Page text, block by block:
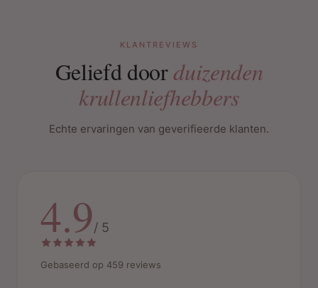
KLANTREVIEWS
Geliefd doorduizenden
krullenliefhebbers
Echte ervaringen van geverifieerde klanten.
4.9/ 5
Gebaseerd op 459 reviews